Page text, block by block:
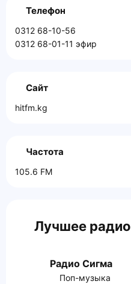
Телефон
0312 68-10-56
0312 68-01-11 эфир
Сайт
hitfm.kg
Частота
105.6 FM
Лучшее радио
Радио Сигма
Поп-музыка